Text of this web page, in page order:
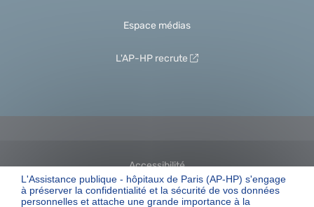
Espace médias
L'AP-HP recrute
Accessibilité
L'Assistance publique - hôpitaux de Paris (AP-HP) s'engage
à préserver la confidentialité et la sécurité de vos données
personnelles et attache une grande importance à la